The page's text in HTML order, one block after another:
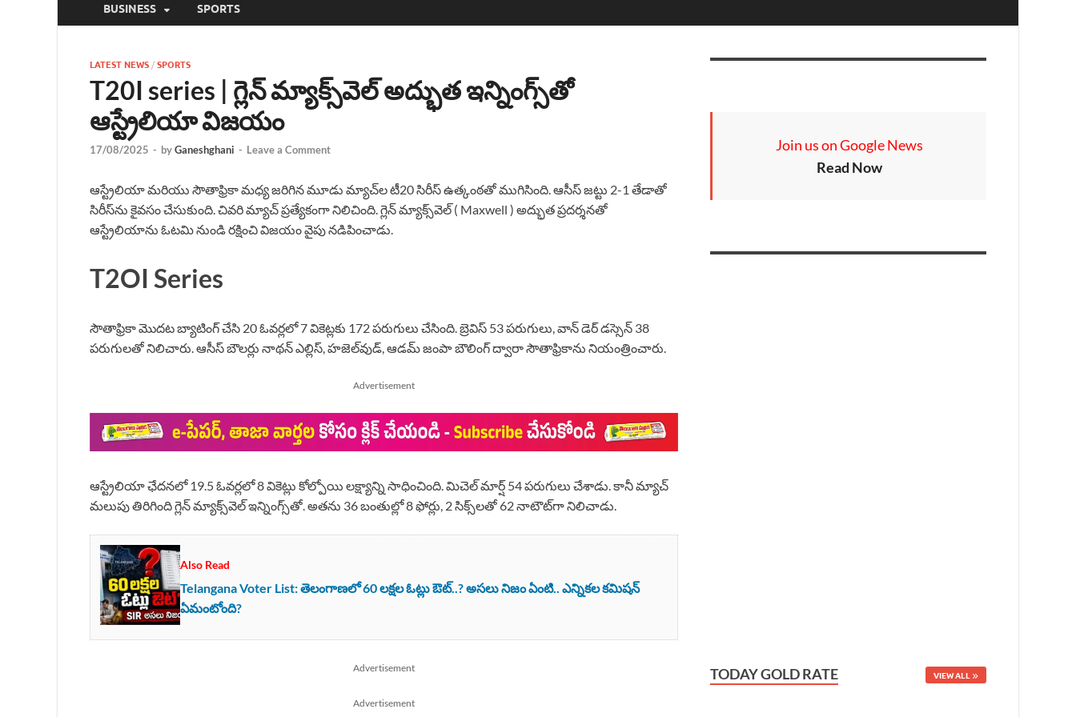
BUSINESS SPORTS
LATEST NEWS/SPORTS
T20I series | గ్లెన్ మ్యాక్స్‌వెల్ అద్భుత ఇన్నింగ్స్‌తో
ఆస్ట్రేలియా విజయం
17/08/2025 - byGaneshghani - Leave a Comment
ఆస్ట్రేలియా మరియు సౌతాఫ్రికా మధ్య జరిగిన మూడు మ్యాచ్‌ల టీ20 సిరీస్ ఉత్కంఠతో ముగిసింది. ఆసీస్ జట్టు 2-1 తేడాతో
సిరీస్‌ను కైవసం చేసుకుంది. చివరి మ్యాచ్ ప్రత్యేకంగా నిలిచింది. గ్లెన్ మ్యాక్స్‌వెల్ ( Maxwell ) అద్భుత ప్రదర్శనతో
ఆస్ట్రేలియాను ఓటమి నుండి రక్షించి విజయం వైపు నడిపించాడు.
T2OI Series
సౌతాఫ్రికా మొదట బ్యాటింగ్ చేసి 20 ఓవర్లలో 7 వికెట్లకు 172 పరుగులు చేసింది. బ్రెవిస్ 53 పరుగులు, వాన్ డెర్ డస్సెన్ 38
పరుగులతో నిలిచారు. ఆసీస్ బౌలర్లు నాథన్ ఎల్లిస్, హజెల్‌వుడ్, ఆడమ్ జంపా బౌలింగ్ ద్వారా సౌతాఫ్రికాను నియంత్రించారు.
Advertisement
ఆస్ట్రేలియా ఛేదనలో 19.5 ఓవర్లలో 8 వికెట్లు కోల్పోయి లక్ష్యాన్ని సాధించింది. మిచెల్ మార్ష్ 54 పరుగులు చేశాడు. కానీ మ్యాచ్
మలుపు తిరిగింది గ్లెన్ మ్యాక్స్‌వెల్ ఇన్నింగ్స్‌తో. అతను 36 బంతుల్లో 8 ఫోర్లు, 2 సిక్స్‌లతో 62 నాటౌట్‌గా నిలిచాడు.
Also Read
Telangana Voter List: తెలంగాణలో 60 లక్షల ఓట్లు ఔట్..? అసలు నిజం ఏంటి.. ఎన్నికల కమిషన్
ఏమంటోంది?
Advertisement
Advertisement
Join us on Google News
Read Now
TODAY GOLD RATE VIEW ALL